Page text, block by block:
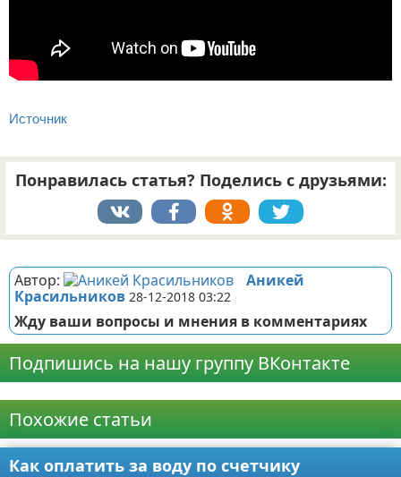
Источник
Понравилась статья? Поделись с друзьями:
Автор:
Аникей
Красильников 28-12-2018 03:22
Жду ваши вопросы и мнения в комментариях
Подпишись на нашу группу ВКонтакте
Похожие статьи
Как оплатить за воду по счетчику